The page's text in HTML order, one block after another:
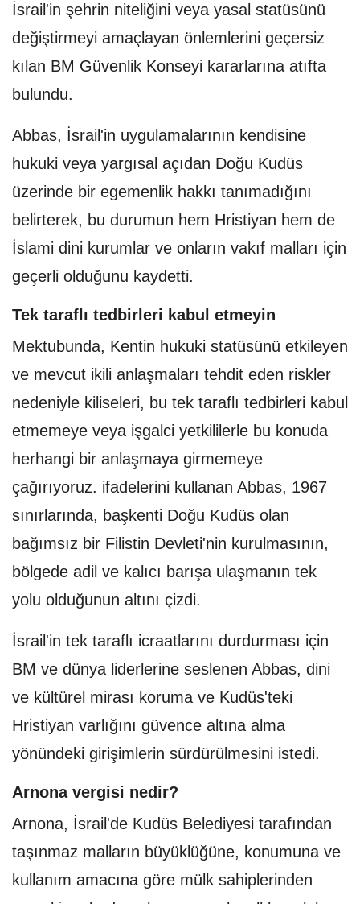
İsrail'in şehrin niteliğini veya yasal statüsünü
değiştirmeyi amaçlayan önlemlerini geçersiz
kılan BM Güvenlik Konseyi kararlarına atıfta
bulundu.
Abbas, İsrail'in uygulamalarının kendisine
hukuki veya yargısal açıdan Doğu Kudüs
üzerinde bir egemenlik hakkı tanımadığını
belirterek, bu durumun hem Hristiyan hem de
İslami dini kurumlar ve onların vakıf malları için
geçerli olduğunu kaydetti.
Tek taraflı tedbirleri kabul etmeyin
Mektubunda, Kentin hukuki statüsünü etkileyen
ve mevcut ikili anlaşmaları tehdit eden riskler
nedeniyle kiliseleri, bu tek taraflı tedbirleri kabul
etmemeye veya işgalci yetkililerle bu konuda
herhangi bir anlaşmaya girmemeye
çağırıyoruz. ifadelerini kullanan Abbas, 1967
sınırlarında, başkenti Doğu Kudüs olan
bağımsız bir Filistin Devleti'nin kurulmasının,
bölgede adil ve kalıcı barışa ulaşmanın tek
yolu olduğunun altını çizdi.
İsrail'in tek taraflı icraatlarını durdurması için
BM ve dünya liderlerine seslenen Abbas, dini
ve kültürel mirası koruma ve Kudüs'teki
Hristiyan varlığını güvence altına alma
yönündeki girişimlerin sürdürülmesini istedi.
Arnona vergisi nedir?
Arnona, İsrail'de Kudüs Belediyesi tarafından
taşınmaz malların büyüklüğüne, konumuna ve
kullanım amacına göre mülk sahiplerinden